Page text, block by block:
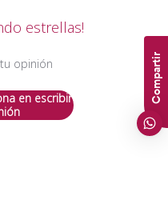
estrellas!
opinión
en escribir
Compartir